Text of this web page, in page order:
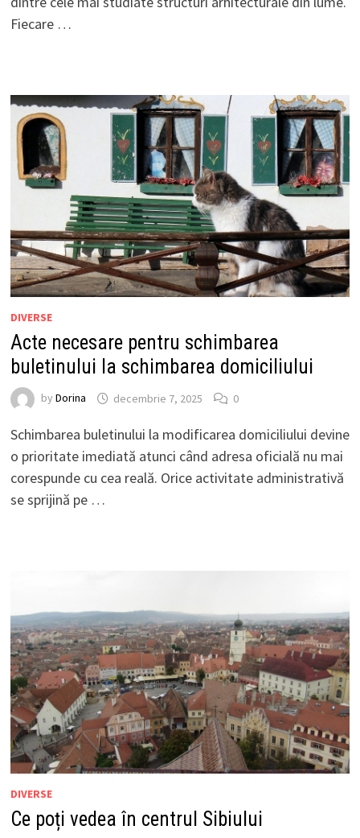
Fiecare …
DIVERSE
Acte necesare pentru schimbarea
buletinului la schimbarea domiciliului
by Dorina decembrie 7, 2025 0
Schimbarea buletinului la modificarea domiciliului devine
o prioritate imediată atunci când adresa oficială nu mai
corespunde cu cea reală. Orice activitate administrativă
se sprijină pe …
DIVERSE
Ce poți vedea în centrul Sibiului